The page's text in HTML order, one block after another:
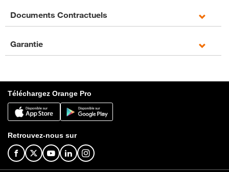
Documents Contractuels
Garantie
Téléchargez Orange Pro
Retrouvez-nous sur